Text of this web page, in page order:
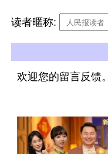
读者暱称:
欢迎您的留言反馈。